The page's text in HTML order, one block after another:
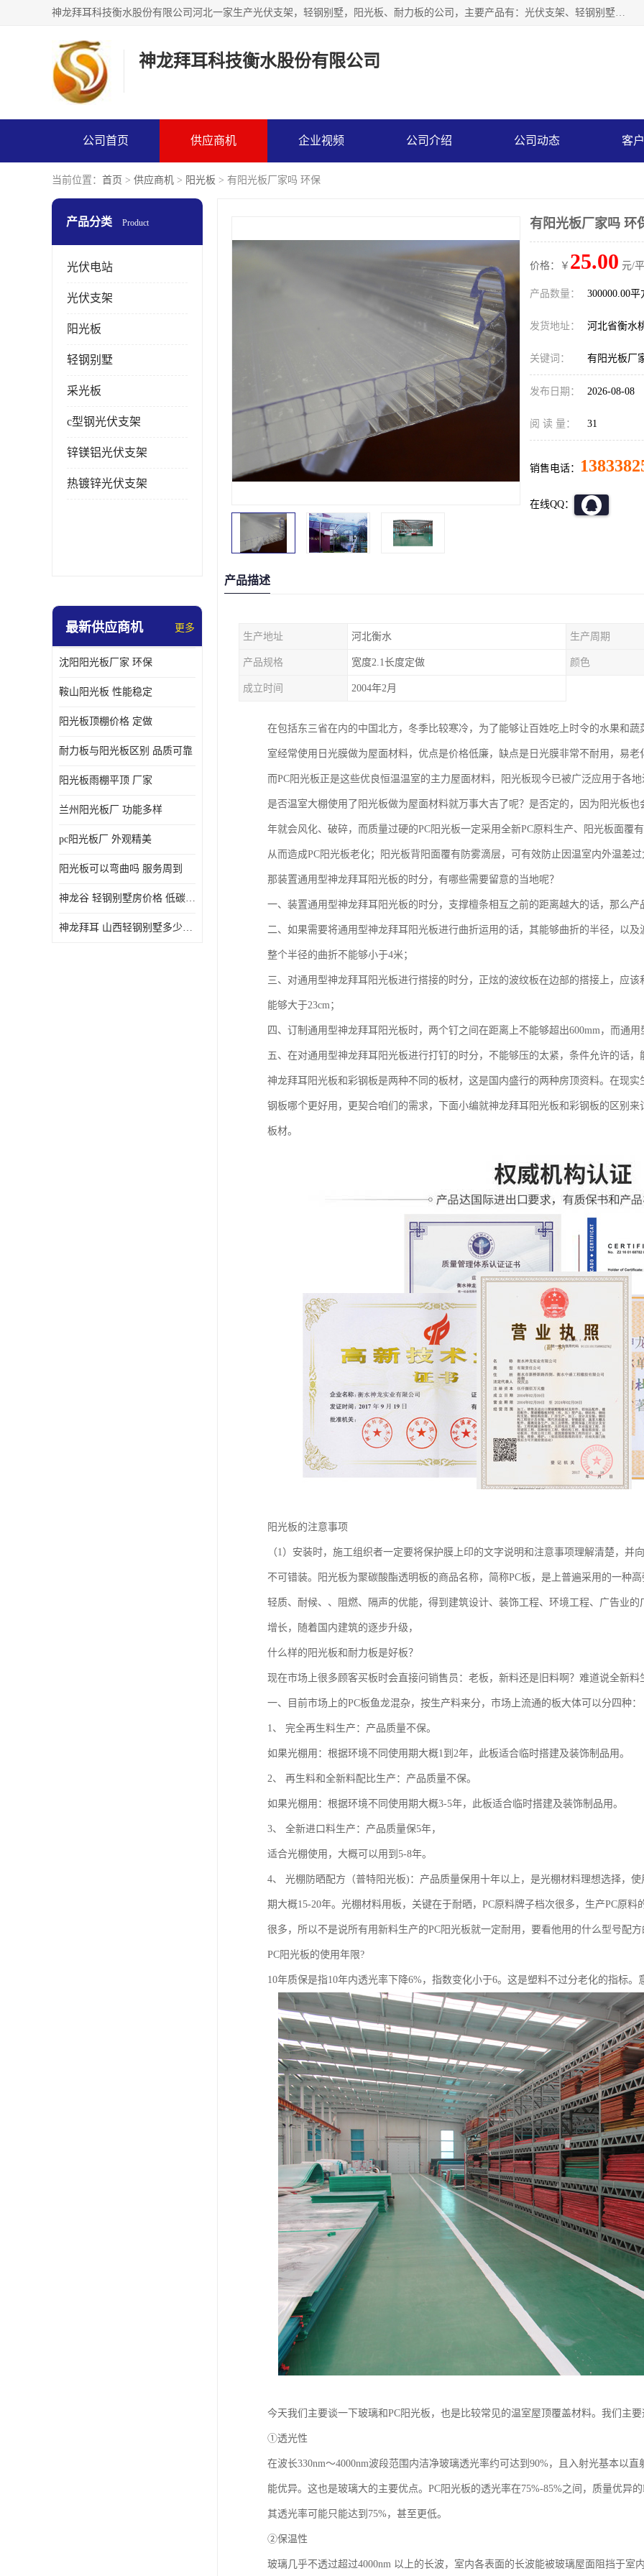
神龙拜耳科技衡水股份有限公司河北一家生产光伏支架，轻钢别墅，阳光板、耐力板的公司，主要产品有：光伏支架、轻钢别墅、阳光板、耐力板、采光板等，公司参与制定了多项标准。
神龙拜耳科技衡水股份有限公司
公司首页 供应商机 企业视频 公司介绍 公司动态 客
当前位置： 首页 > 供应商机 > 阳光板 > 有阳光板厂家吗 环保
产品分类 Product
光伏电站
光伏支架
阳光板
轻钢别墅
采光板
c型钢光伏支架
锌镁铝光伏支架
热镀锌光伏支架
最新供应商机 更多
沈阳阳光板厂家 环保
鞍山阳光板 性能稳定
阳光板顶棚价格 定做
耐力板与阳光板区别 品质可靠
阳光板雨棚平顶 厂家
兰州阳光板厂 功能多样
pc阳光板厂 外观精美
阳光板可以弯曲吗 服务周到
神龙谷 轻钢别墅房价格 低碳环保
神龙拜耳 山西轻钢别墅多少钱 施工快捷
有阳光板厂家吗 环
价格：￥ 25.00 元/
产品数量： 300000.00平
发货地址： 河北省衡水
关键词： 有阳光板厂
发布日期： 2026-08-08
阅 读 量： 31
销售电话：
在线QQ：
产品描述
生产地址 河北衡水 生产周期
产品规格 宽度2.1长度定做 颜色
成立时间 2004年2月
在包括东三省在内的中国北方，冬季比较寒冷，为了能够让百姓吃上时令的水果和
室经常使用日光膜做为屋面材料，优点是价格低廉，缺点是日光膜非常不耐用，易老
而PC阳光板正是这些优良恒温温室的主力屋面材料，阳光板现今已被广泛应用于各地
是否温室大棚使用了阳光板做为屋面材料就万事大吉了呢？是否定的，因为阳光板
年就会风化、破碎，而质量过硬的PC阳光板一定采用全新PC原料生产、阳光板面覆
从而造成PC阳光板老化；阳光板背阳面覆有防雾滴层，可有效防止因温室内外温差过
那装置通用型神龙拜耳阳光板的时分，有哪些需要留意的当地呢？
一、装置通用型神龙拜耳阳光板的时分，支撑檀条相互之前的距离越大的话，那么产
二、如果需要将通用型神龙拜耳阳光板进行曲折运用的话，其能够曲折的半径，以
整个半径的曲折不能够小于4米；
三、对通用型神龙拜耳阳光板进行搭接的时分，正炫的波纹板在边部的搭接上，应
能够大于23cm；
四、订制通用型神龙拜耳阳光板时，两个钉之间在距离上不能够超出600mm，而通
五、在对通用型神龙拜耳阳光板进行打钉的时分，不能够压的太紧，条件允许的话，
神龙拜耳阳光板和彩钢板是两种不同的板材，这是国内盛行的两种房顶资料。在现
钢板哪个更好用，更契合咱们的需求，下面小编就神龙拜耳阳光板和彩钢板的区别
板材。
阳光板的注意事项
（1）安装时，施工组织者一定要将保护膜上印的文字说明和注意事项理解清楚，并
不可错装。阳光板为聚碳酸酯透明板的商品名称，简称PC板，是上普遍采用的一种
轻质、耐候、、阻燃、隔声的优能，得到建筑设计、装饰工程、环境工程、广告业
增长，随着国内建筑的逐步升级，
什么样的阳光板和耐力板是好板？
现在市场上很多顾客买板时会直接问销售员：老板，新料还是旧料啊？难道说全新料
一、目前市场上的PC板鱼龙混杂，按生产料来分，市场上流通的板大体可以分四种：
1、 完全再生料生产：产品质量不保。
如果光棚用：根据环境不同使用期大概1到2年，此板适合临时搭建及装饰制品用。
2、 再生料和全新料配比生产：产品质量不保。
如果光棚用：根据环境不同使用期大概3-5年，此板适合临时搭建及装饰制品用。
3、 全新进口料生产：产品质量保5年，
适合光棚使用，大概可以用到5-8年。
4、 光棚防晒配方（普特阳光板)：产品质量保用十年以上，是光棚材料理想选择，使
期大概15-20年。光棚材料用板，关键在于耐晒，PC原料牌子档次很多，生产PC原料
很多，所以不是说所有用新料生产的PC阳光板就一定耐用，要看他用的什么型号配方
PC阳光板的使用年限?
10年质保是指10年内透光率下降6%，指数变化小于6。这是塑料不过分老化的指标。
今天我们主要谈一下玻璃和PC阳光板，也是比较常见的温室屋顶覆盖材料。我们主
①透光性
在波长330nm～4000nm波段范围内洁净玻璃透光率约可达到90%，且入射光基本以
能优异。这也是玻璃大的主要优点。PC阳光板的透光率在75%-85%之间，质量优异
其透光率可能只能达到75%，甚至更低。
②保温性
玻璃几乎不透过超过4000nm 以上的长波，室内各表面的长波能被玻璃屋面阻挡于室